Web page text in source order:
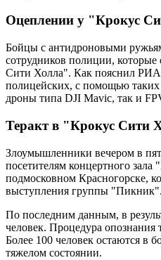
Оцеплении у "Крокус
Бойцы с антидроновыми
сотрудников полиции,
Сити Холла". Как пояснил
полицейских, с помощью
дроны типа DJI Mavic, так и
Теракт в "Крокус Сити
Злоумышленники вечером в
посетителям концертного
подмосковном Красногорске,
выступления группы "Пикник".
По последним данным, в
человек. Процедура опознания
Более 100 человек остаются в
тяжелом состоянии.